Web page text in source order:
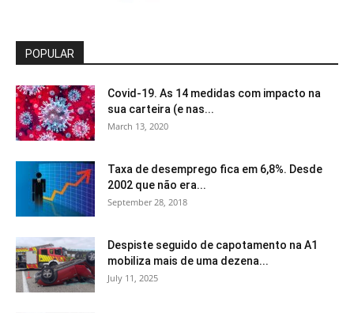
POPULAR
Covid-19. As 14 medidas com impacto na
sua carteira (e nas...
March 13, 2020
Taxa de desemprego fica em 6,8%. Desde
2002 que não era...
September 28, 2018
Despiste seguido de capotamento na A1
mobiliza mais de uma dezena...
July 11, 2025